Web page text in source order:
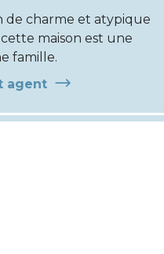
charme et atypique
maison est une
famille.
agent